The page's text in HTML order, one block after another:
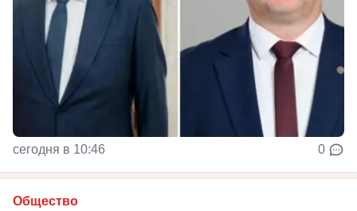
сегодня в 10:46 0
Общество